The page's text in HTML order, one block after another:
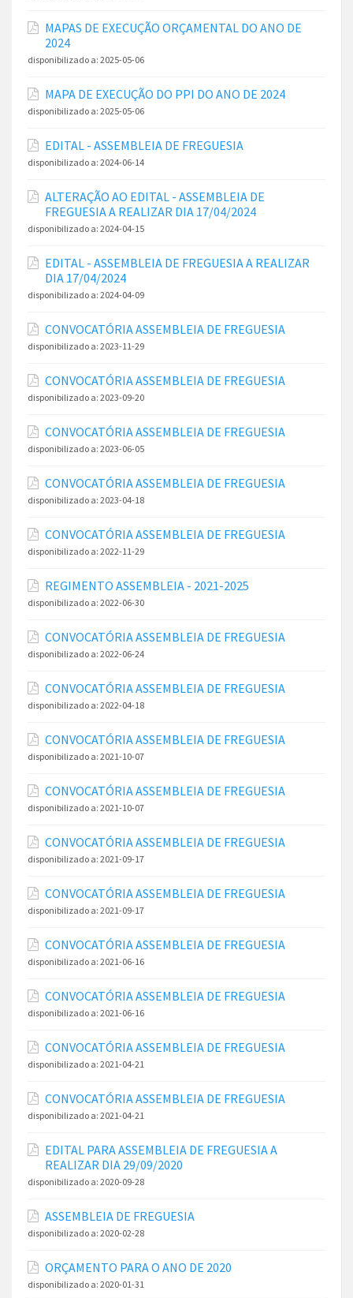
MAPAS DE EXECUÇÃO ORÇAMENTAL DO ANO DE
2024
disponibilizado a: 2025-05-06
MAPA DE EXECUÇÃO DO PPI DO ANO DE 2024
disponibilizado a: 2025-05-06
EDITAL - ASSEMBLEIA DE FREGUESIA
disponibilizado a: 2024-06-14
ALTERAÇÃO AO EDITAL - ASSEMBLEIA DE
FREGUESIA A REALIZAR DIA 17/04/2024
disponibilizado a: 2024-04-15
EDITAL - ASSEMBLEIA DE FREGUESIA A REALIZAR
DIA 17/04/2024
disponibilizado a: 2024-04-09
CONVOCATÓRIA ASSEMBLEIA DE FREGUESIA
disponibilizado a: 2023-11-29
CONVOCATÓRIA ASSEMBLEIA DE FREGUESIA
disponibilizado a: 2023-09-20
CONVOCATÓRIA ASSEMBLEIA DE FREGUESIA
disponibilizado a: 2023-06-05
CONVOCATÓRIA ASSEMBLEIA DE FREGUESIA
disponibilizado a: 2023-04-18
CONVOCATÓRIA ASSEMBLEIA DE FREGUESIA
disponibilizado a: 2022-11-29
REGIMENTO ASSEMBLEIA - 2021-2025
disponibilizado a: 2022-06-30
CONVOCATÓRIA ASSEMBLEIA DE FREGUESIA
disponibilizado a: 2022-06-24
CONVOCATÓRIA ASSEMBLEIA DE FREGUESIA
disponibilizado a: 2022-04-18
CONVOCATÓRIA ASSEMBLEIA DE FREGUESIA
disponibilizado a: 2021-10-07
CONVOCATÓRIA ASSEMBLEIA DE FREGUESIA
disponibilizado a: 2021-10-07
CONVOCATÓRIA ASSEMBLEIA DE FREGUESIA
disponibilizado a: 2021-09-17
CONVOCATÓRIA ASSEMBLEIA DE FREGUESIA
disponibilizado a: 2021-09-17
CONVOCATÓRIA ASSEMBLEIA DE FREGUESIA
disponibilizado a: 2021-06-16
CONVOCATÓRIA ASSEMBLEIA DE FREGUESIA
disponibilizado a: 2021-06-16
CONVOCATÓRIA ASSEMBLEIA DE FREGUESIA
disponibilizado a: 2021-04-21
CONVOCATÓRIA ASSEMBLEIA DE FREGUESIA
disponibilizado a: 2021-04-21
EDITAL PARA ASSEMBLEIA DE FREGUESIA A
REALIZAR DIA 29/09/2020
disponibilizado a: 2020-09-28
ASSEMBLEIA DE FREGUESIA
disponibilizado a: 2020-02-28
ORÇAMENTO PARA O ANO DE 2020
disponibilizado a: 2020-01-31